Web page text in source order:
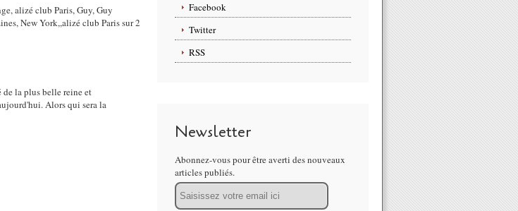
alizé club Paris, Guy, Guy
New York,,alizé club Paris sur 2
la plus belle reine et
Alors qui sera la
Facebook
Twitter
RSS
Newsletter
Abonnez-vous pour être averti des nouveaux
articles publiés.
Email